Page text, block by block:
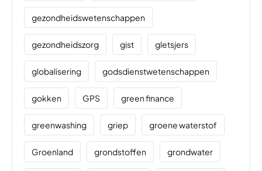
gezondheidswetenschappen
gezondheidszorg gist gletsjers
globalisering godsdienstwetenschappen
gokken GPS green finance
greenwashing griep groene waterstof
Groenland grondstoffen grondwater